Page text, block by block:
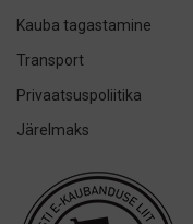
Miradent
Kauba tagastamine
Transport
Privaatsuspoliitika
Järelmaks